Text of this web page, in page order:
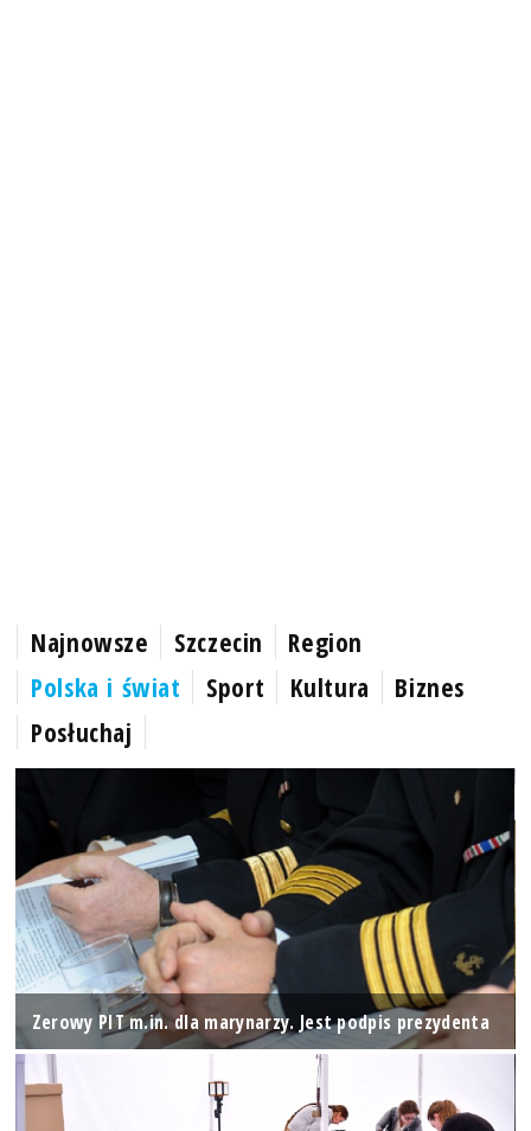
Najnowsze Szczecin
Region
Polska i świat
Sport Kultura
Biznes
Posłuchaj
Zerowy PIT m.in. dla marynarzy. Jest podpis prezydenta